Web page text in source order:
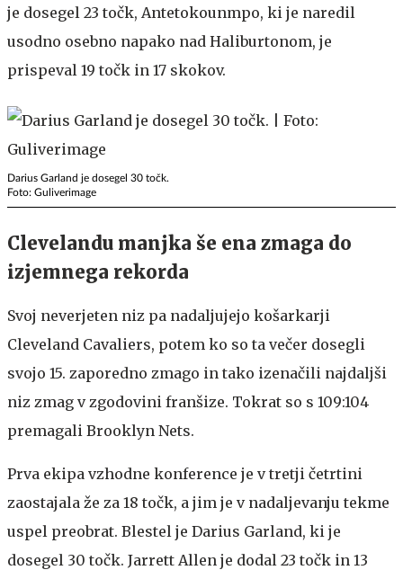
je dosegel 23 točk, Antetokounmpo, ki je naredil
usodno osebno napako nad Haliburtonom, je
prispeval 19 točk in 17 skokov.
Darius Garland je dosegel 30 točk.
Foto: Guliverimage
Clevelandu manjka še ena zmaga do
izjemnega rekorda
Svoj neverjeten niz pa nadaljujejo košarkarji
Cleveland Cavaliers, potem ko so ta večer dosegli
svojo 15. zaporedno zmago in tako izenačili najdaljši
niz zmag v zgodovini franšize. Tokrat so s 109:104
premagali Brooklyn Nets.
Prva ekipa vzhodne konference je v tretji četrtini
zaostajala že za 18 točk, a jim je v nadaljevanju tekme
uspel preobrat. Blestel je Darius Garland, ki je
dosegel 30 točk. Jarrett Allen je dodal 23 točk in 13